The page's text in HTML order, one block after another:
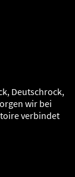
Deutschrock,
wir bei
verbindet